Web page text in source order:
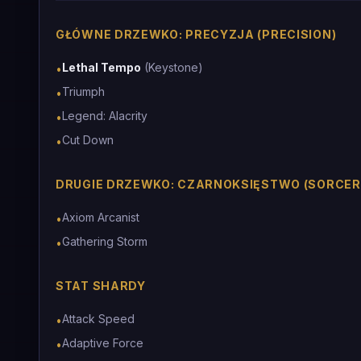
GŁÓWNE DRZEWKO: PRECYZJA (PRECISION)
•Lethal Tempo (Keystone)
•Triumph
•Legend: Alacrity
•Cut Down
DRUGIE DRZEWKO: CZARNOKSIĘSTWO
•Axiom Arcanist
•Gathering Storm
STAT SHARDY
•Attack Speed
•Adaptive Force